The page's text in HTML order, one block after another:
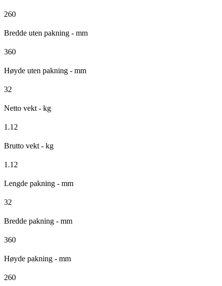
260
Bredde uten pakning - mm
360
Høyde uten pakning - mm
32
Netto vekt - kg
1.12
Brutto vekt - kg
1.12
Lengde pakning - mm
32
Bredde pakning - mm
360
Høyde pakning - mm
260